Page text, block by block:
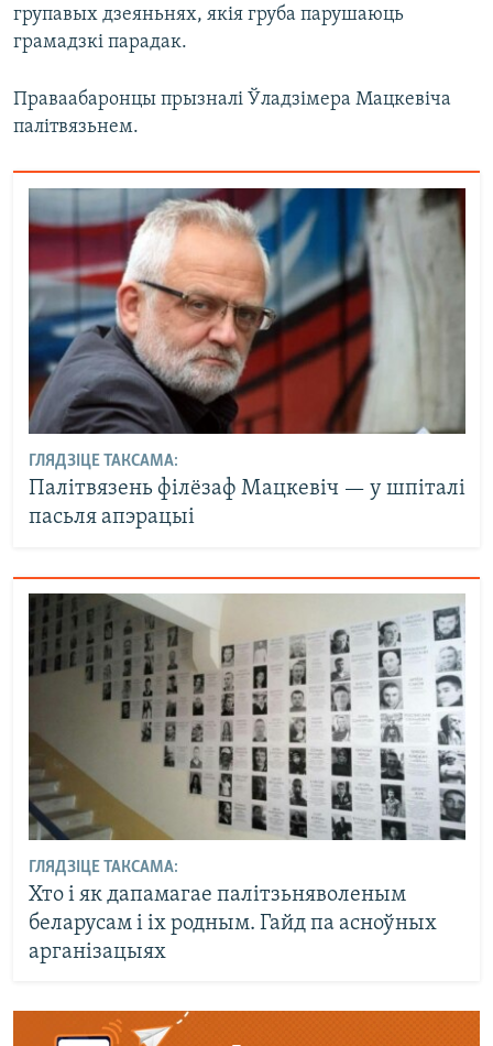
групавых дзеяньнях, якія груба парушаюць
грамадзкі парадак.
Праваабаронцы прызналі Ўладзімера Мацкевіча
палітвязьнем.
ГЛЯДЗІЦЕ ТАКСАМА:
Палітвязень філёзаф Мацкевіч — у шпіталі
пасьля апэрацыі
ГЛЯДЗІЦЕ ТАКСАМА:
Хто і як дапамагае палітзьняволеным
беларусам і іх родным. Гайд па асноўных
арганізацыях